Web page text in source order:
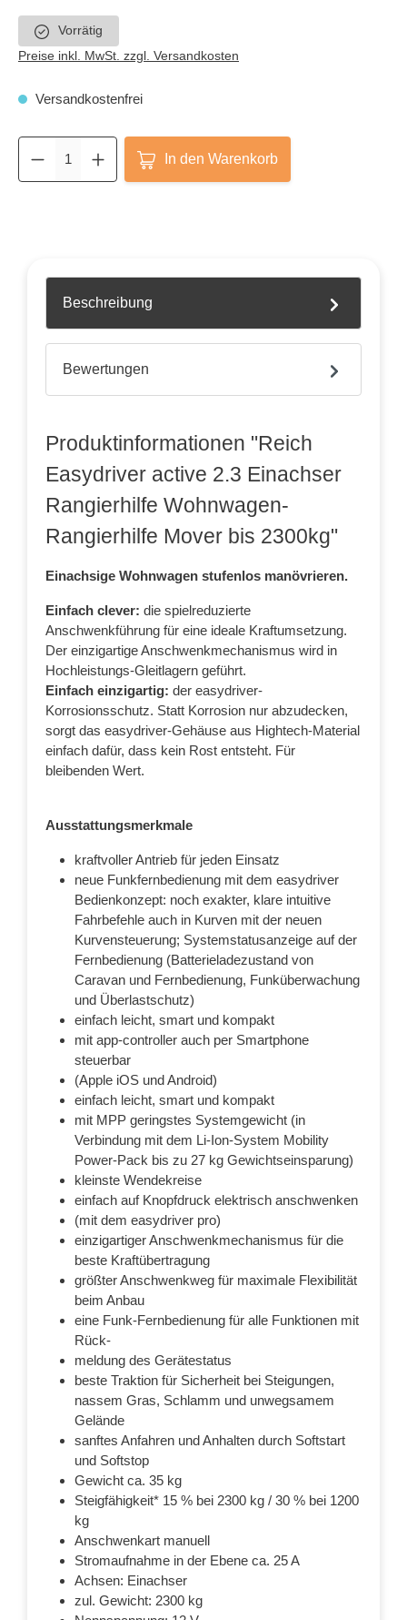
Vorrätig
Preise inkl. MwSt. zzgl. Versandkosten
Versandkostenfrei
In den Warenkorb
Beschreibung
Bewertungen
Produktinformationen "Reich
Easydriver active 2.3 Einachser
Rangierhilfe Wohnwagen-
Rangierhilfe Mover bis 2300kg"
Einachsige Wohnwagen stufenlos manövrieren.
Einfach clever: die spielreduzierte
Anschwenkführung für eine ideale Kraftumsetzung.
Der einzigartige Anschwenkmechanismus wird in
Hochleistungs-Gleitlagern geführt.
Einfach einzigartig: der easydriver-
Korrosionsschutz. Statt Korrosion nur abzudecken,
sorgt das easydriver-Gehäuse aus Hightech-Material
einfach dafür, dass kein Rost entsteht. Für
bleibenden Wert.
Ausstattungsmerkmale
kraftvoller Antrieb für jeden Einsatz
neue Funkfernbedienung mit dem easydriver
Bedienkonzept: noch exakter, klare intuitive
Fahrbefehle auch in Kurven mit der neuen
Kurvensteuerung; Systemstatusanzeige auf der
Fernbedienung (Batterieladezustand von
Caravan und Fernbedienung, Funküberwachung
und Überlastschutz)
einfach leicht, smart und kompakt
mit app-controller auch per Smartphone
steuerbar
(Apple iOS und Android)
einfach leicht, smart und kompakt
mit MPP geringstes Systemgewicht (in
Verbindung mit dem Li-Ion-System Mobility
Power-Pack bis zu 27 kg Gewichtseinsparung)
kleinste Wendekreise
einfach auf Knopfdruck elektrisch anschwenken
(mit dem easydriver pro)
einzigartiger Anschwenkmechanismus für die
beste Kraftübertragung
größter Anschwenkweg für maximale Flexibilität
beim Anbau
eine Funk-Fernbedienung für alle Funktionen mit
Rück-
meldung des Gerätestatus
beste Traktion für Sicherheit bei Steigungen,
nassem Gras, Schlamm und unwegsamem
Gelände
sanftes Anfahren und Anhalten durch Softstart
und Softstop
Gewicht ca. 35 kg
Steigfähigkeit* 15 % bei 2300 kg / 30 % bei 1200
kg
Anschwenkart manuell
Stromaufnahme in der Ebene ca. 25 A
Achsen: Einachser
zul. Gewicht: 2300 kg